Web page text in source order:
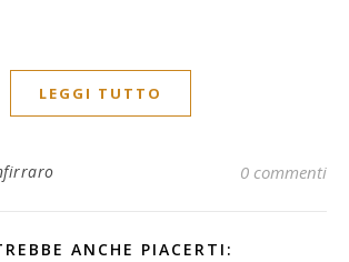
LEGGI TUTTO
0 commenti
ANCHE PIACERTI: